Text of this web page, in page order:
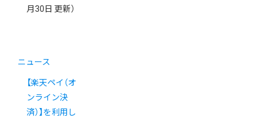
月30日 更新）
ニュース
【楽天ペイ（オ
ンライン決
済）】を利用し